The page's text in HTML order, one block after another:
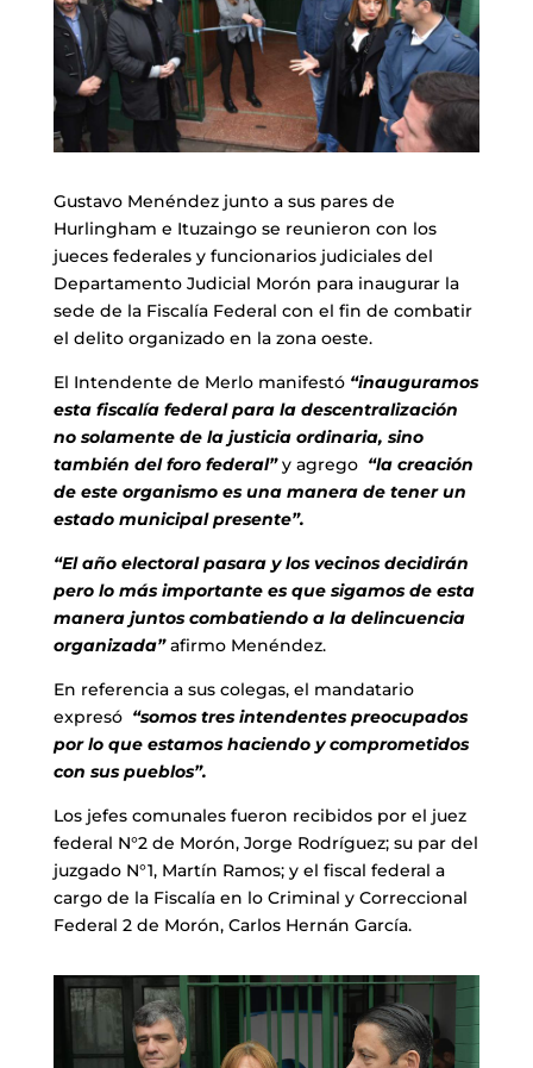
Gustavo Menéndez junto a sus pares de
Hurlingham e Ituzaingo se reunieron con los
jueces federales y funcionarios judiciales del
Departamento Judicial Morón para inaugurar la
sede de la Fiscalía Federal con el fin de combatir
el delito organizado en la zona oeste.
El Intendente de Merlo manifestó “inauguramos
esta fiscalía federal para la descentralización
no solamente de la justicia ordinaria, sino
también del foro federal”y agrego “la creación
de este organismo es una manera de tener un
estado municipal presente”.
“El año electoral pasara y los vecinos decidirán
pero lo más importante es que sigamos de esta
manera juntos combatiendo a la delincuencia
organizada”afirmo Menéndez.
En referencia a sus colegas, el mandatario
expresó “somos tres intendentes preocupados
por lo que estamos haciendo y comprometidos
con sus pueblos”.
Los jefes comunales fueron recibidos por el juez
federal N°2 de Morón, Jorge Rodríguez; su par del
juzgado N°1, Martín Ramos; y el fiscal federal a
cargo de la Fiscalía en lo Criminal y Correccional
Federal 2 de Morón, Carlos Hernán García.